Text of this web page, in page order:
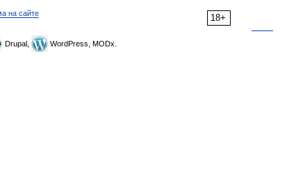
18+
на сайте
Drupal, WordPress, MODx.